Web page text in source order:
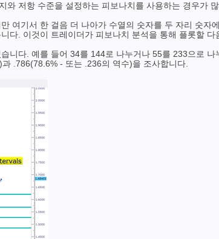
저항 수준을 설정하는 피보나치를 사용하는 경우가 많
여기서 한 걸음 더 나아가 수열의 숫자를 두 자리 숫자
다. 이것이 트레이더가 피보나치 분석을 통해 플롯할 다
니다. 예를 들어 34를 144로 나누거나 55를 233으로
.786(78.6% - 또는 .236의 역수)을 조사합니다.